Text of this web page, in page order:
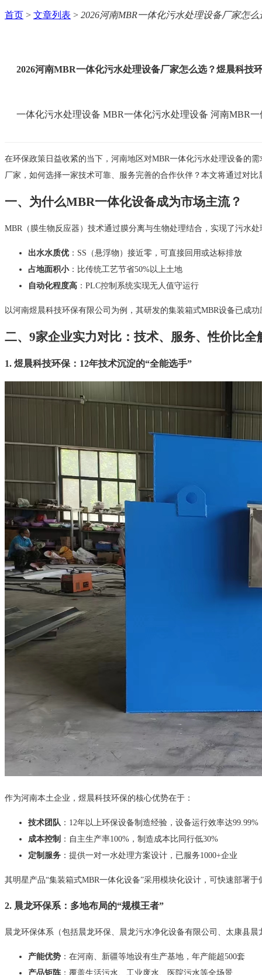
首页 > 文章列表 > 2026河南MBR一体化污水处理设备厂家怎
2026河南MBR一体化污水处理设备厂家怎么选？煜晨科技
一体化污水处理设备 MBR一体化污水处理设备 河南MBR
在环保政策日益收紧的当下，河南地区对MBR一体化污水处理设备的
厂家，如何选择一家技术可靠、服务完善的合作伙伴？本文将通过对
一、为什么MBR一体化设备成为市场主流？
MBR（膜生物反应器）技术通过膜分离与生物处理结合，实现了污水
出水水质优 ：SS（悬浮物）接近零，可直接回用或达标排放
占地面积小：比传统工艺节省50%以上土地
自动化程度高 ：PLC控制系统实现无人值守运行
以河南煜晨科技环保有限公司为例，其研发的集装箱式MBR设备已成
二、9家企业实力对比：技术、服务、性价比全
1. 煜晨科技环保：12年技术沉淀的“全能选手”
作为河南本土企业，煜晨科技环保的核心优势在于：
技术团队 ：12年以上环保设备制造经验，设备运行效率达99.99%
成本控制 ：自主生产率100%，制造成本比同行低30%
定制服务 ：提供一对一水处理方案设计，已服务1000+企业
其明星产品“集装箱式MBR一体化设备”采用模块化设计，可快速部署
2. 晨龙环保系：多地布局的“规模王者”
晨龙环保体系（包括晨龙环保、晨龙污水净化设备有限公司、太康县
产能优势 ：在河南、新疆等地设有生产基地，年产能超500套
产品矩阵 ：覆盖生活污水、工业废水、医院污水等全场景